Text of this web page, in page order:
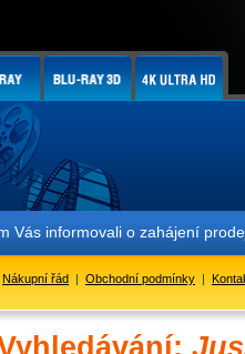
Vás informovali o zahájení
Nákupní řád | Obchodní podmínky |